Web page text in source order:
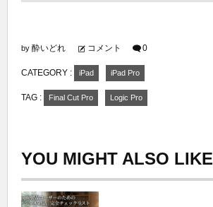
by 酔いどれ コメント 0
CATEGORY : iPad iPad Pro
TAG : Final Cut Pro Logic Pro
YOU MIGHT ALSO LIKE